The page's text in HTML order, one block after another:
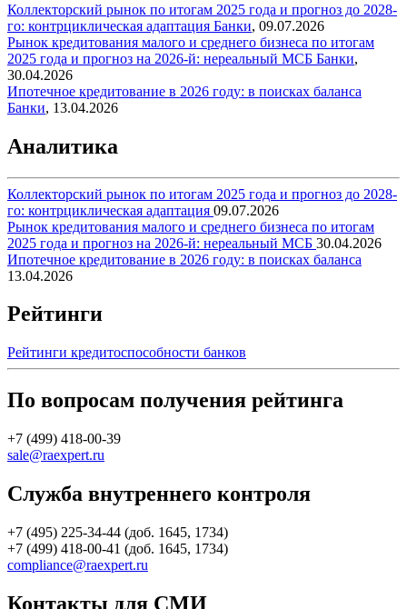
Коллекторский рынок по итогам 2025 года и прогноз до 2028-
го: контрциклическая адаптация Банки, 09.07.2026
Рынок кредитования малого и среднего бизнеса по итогам
2025 года и прогноз на 2026-й: нереальный МСБ Банки,
30.04.2026
Ипотечное кредитование в 2026 году: в поисках баланса
Банки, 13.04.2026
Аналитика
Коллекторский рынок по итогам 2025 года и прогноз до 2028-
го: контрциклическая адаптация 09.07.2026
Рынок кредитования малого и среднего бизнеса по итогам
2025 года и прогноз на 2026-й: нереальный МСБ 30.04.2026
Ипотечное кредитование в 2026 году: в поисках баланса
13.04.2026
Рейтинги
Рейтинги кредитоспособности банков
По вопросам получения рейтинга
+7 (499) 418-00-39
sale@raexpert.ru
Служба внутреннего контроля
+7 (495) 225-34-44 (доб. 1645, 1734)
+7 (499) 418-00-41 (доб. 1645, 1734)
compliance@raexpert.ru
Контакты для СМИ